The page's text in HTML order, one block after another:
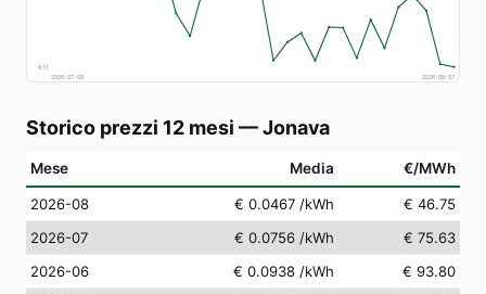
€11
2026-07-09
2026-08-07
Storico prezzi 12 mesi —Jonava
Mese Media €/MWh
2026-08 € 0.0467 /kWh
€ 46.75
2026-07
€ 0.0756 /kWh
€ 75.63
2026-06
€ 0.0938 /kWh
€ 93.80